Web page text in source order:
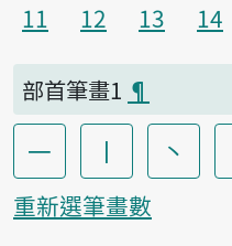
11
12 13 14
部首筆畫1 ¶
一 丨 丶
重新選筆畫數